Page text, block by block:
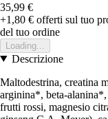
35,99 €
+1,80 € offerti sul tuo
del tuo ordine
Loading...
Descrizione
Maltodestrina, creatina
arginina*, beta-
frutti rossi, magnesio